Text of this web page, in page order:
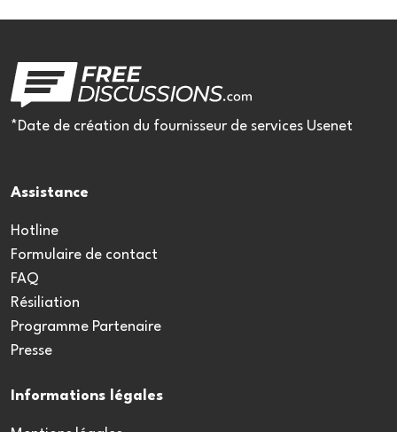
*Date de création du fournisseur de services Usenet
Assistance
Hotline
Formulaire de contact
FAQ
Résiliation
Programme Partenaire
Presse
Informations légales